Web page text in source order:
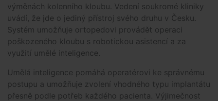
výměnách kolenního kloubu. Vedení soukromé kliniky
uvádí, že jde o jediný přístroj svého druhu v Česku.
Systém umožňuje ortopedovi provádět operaci
poškozeného kloubu s robotickou asistencí a za
využití umělé inteligence.
Umělá inteligence pomáhá operatérovi ke správnému
postupu a umožňuje zvolení vhodného typu implantátu
přesně podle potřeb každého pacienta. Výjimečnost